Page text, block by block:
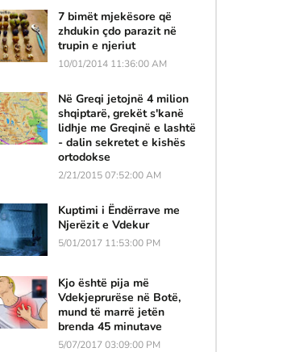
7 bimët mjekësore që
zhdukin çdo parazit në
trupin e njeriut
10/01/2014 11:36:00 AM
Në Greqi jetojnë 4 milion
shqiptarë, grekët s'kanë
lidhje me Greqinë e lashtë
- dalin sekretet e kishës
ortodokse
2/21/2015 07:52:00 AM
Kuptimi i Ëndërrave me
Njerëzit e Vdekur
5/01/2017 11:53:00 PM
Kjo është pija më
Vdekjeprurëse në Botë,
mund të marrë jetën
brenda 45 minutave
5/07/2017 03:09:00 PM